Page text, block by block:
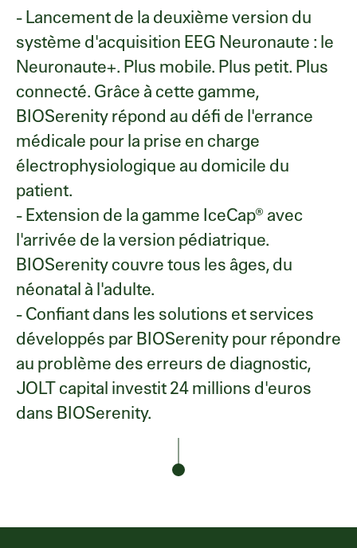
- Lancement de la deuxième version du
système d'acquisition EEG Neuronaute : le
Neuronaute+. Plus mobile. Plus petit. Plus
connecté. Grâce à cette gamme,
BIOSerenity répond au défi de l'errance
médicale pour la prise en charge
électrophysiologique au domicile du
patient.
- Extension de la gamme IceCap® avec
l'arrivée de la version pédiatrique.
BIOSerenity couvre tous les âges, du
néonatal à l'adulte.
- Confiant dans les solutions et services
développés par BIOSerenity pour répondre
au problème des erreurs de diagnostic,
JOLT capital investit 24 millions d'euros
dans BIOSerenity.